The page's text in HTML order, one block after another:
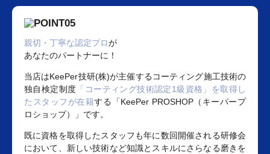
親切・丁寧な認定プロが
あなたのパートナーに！
当店はKeePer技研(株)が主催するコーティング施工技術の
独自検定制度 「コーティング技術認定1級資格」を取得し
たスタッフが在籍する「KeePer PROSHOP（キーパープ
ロショップ）」です。
既に資格を取得したスタッフも年に数回開催される研修会
において、新しい技術など知識とスキルにさらなる磨きを